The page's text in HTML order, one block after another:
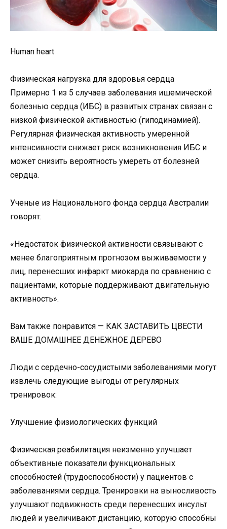
Human heart
Физическая нагрузка для здоровья сердца
Примерно 1 из 5 случаев заболевания ишемической
болезнью сердца (ИБС) в развитых странах связан с
низкой физической активностью (гиподинамией).
Регулярная физическая активность умеренной
интенсивности снижает риск возникновения ИБС и
может снизить вероятность умереть от болезней
сердца.
Ученые из Национального фонда сердца Австралии
говорят:
«Недостаток физической активности связывают с
менее благоприятным прогнозом выживаемости у
лиц, перенесших инфаркт миокарда по сравнению с
пациентами, которые поддерживают двигательную
активность».
Вам также понравится — КАК ЗАСТАВИТЬ ЦВЕСТИ
ВАШЕ ДОМАШНЕЕ ДЕНЕЖНОЕ ДЕРЕВО
Люди с сердечно-сосудистыми заболеваниями могут
извлечь следующие выгоды от регулярных
тренировок:
Улучшение физиологических функций
Физическая реабилитация неизменно улучшает
объективные показатели функциональных
способностей (трудоспособности) у пациентов с
заболеваниями сердца. Тренировки на выносливость
улучшают подвижность среди перенесших инсульт
людей и увеличивают дистанцию, которую способны